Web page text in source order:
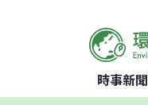
時事新聞